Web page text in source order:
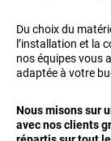
Du choix du
l’installation et la
nos équipes vous
adaptée à votre
Nous misons sur
avec nos clients